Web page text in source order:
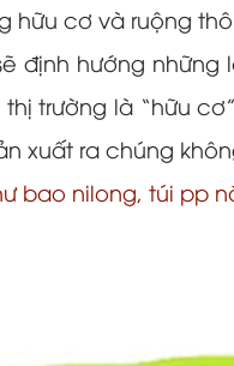
hữu cơ và ruộng
định hướng
trường là “hữu
xuất ra chúng
bao nilong, túi pp